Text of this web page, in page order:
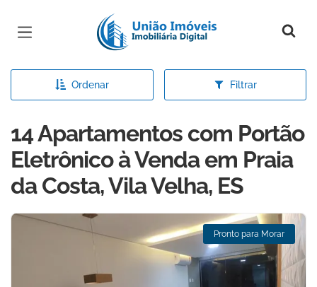
Página inicial
Ordenar Filtrar
14 Apartamentos com Portão
Eletrônico à Venda em Praia
da Costa, Vila Velha, ES
Pronto para Morar